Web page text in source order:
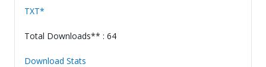
TXT*
Total Downloads** : 64
Download Stats